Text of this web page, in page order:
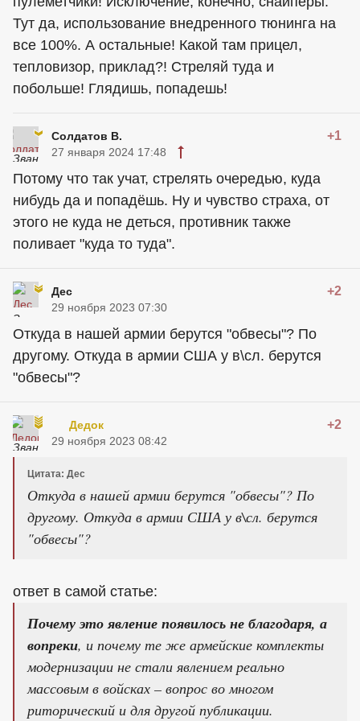
Тут да, использование внедренного тюнинга на
все 100%. А остальные! Какой там прицел,
тепловизор, приклад?! Стреляй туда и
побольше! Глядишь, попадешь!
Солдатов В. +1
27 января 2024 17:48
Потому что так учат, стрелять очередью, куда
нибудь да и попадёшь. Ну и чувство страха, от
этого не куда не деться, противник также
поливает "куда то туда".
Дес +2
29 ноября 2023 07:30
Откуда в нашей армии берутся "обвесы"? По
другому. Откуда в армии США у в\сл. берутся
"обвесы"?
Дедок +2
29 ноября 2023 08:42
Цитата: Дес
Откуда в нашей армии берутся "обвесы"? По
другому. Откуда в армии США у в\сл. берутся
"обвесы"?
ответ в самой статье:
Почему это явление появилось не благодаря, а
вопреки, и почему те же армейские комплекты
модернизации не стали явлением реально
массовым в войсках – вопрос во многом
риторический и для другой публикации.